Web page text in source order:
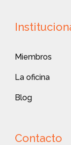
Miembros
La oficina
Blog
Contacto